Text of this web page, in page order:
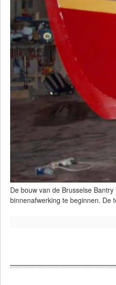
De bouw van de Brusselse
binnenafwerking te beginnen. De